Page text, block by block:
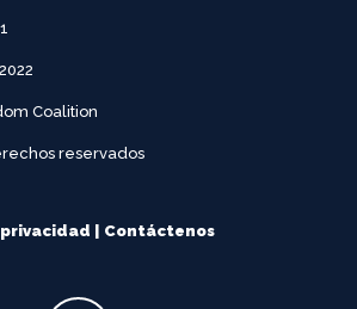
Coalition
reservados
Contáctenos